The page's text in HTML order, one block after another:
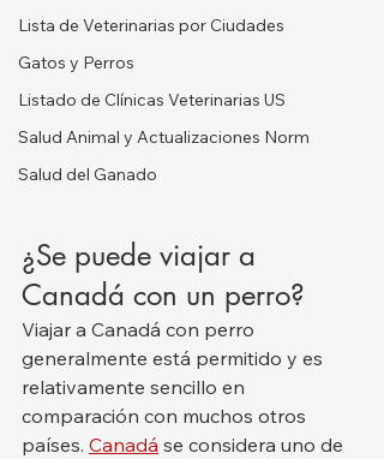
Lista de Veterinarias por Ciudades
Gatos y Perros
Listado de Clínicas Veterinarias US
Salud Animal y Actualizaciones Norm
Salud del Ganado
¿Se puede viajar a
Canadá con un perro?
Viajar a Canadá con perro
generalmente está permitido y es
relativamente sencillo en
comparación con muchos otros
países. Canadá se considera uno de